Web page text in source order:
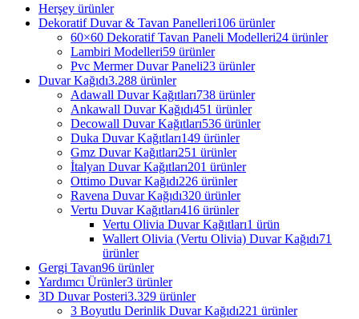
Herşey ürünler
Dekoratif Duvar & Tavan Panelleri106 ürünler
60×60 Dekoratif Tavan Paneli Modelleri24 ürünler
Lambiri Modelleri59 ürünler
Pvc Mermer Duvar Paneli23 ürünler
Duvar Kağıdı3.288 ürünler
Adawall Duvar Kağıtları738 ürünler
Ankawall Duvar Kağıdı451 ürünler
Decowall Duvar Kağıtları536 ürünler
Duka Duvar Kağıtları149 ürünler
Gmz Duvar Kağıtları251 ürünler
İtalyan Duvar Kağıtları201 ürünler
Ottimo Duvar Kağıdı226 ürünler
Ravena Duvar Kağıdı320 ürünler
Vertu Duvar Kağıtları416 ürünler
Vertu Olivia Duvar Kağıtları1 ürün
Wallert Olivia (Vertu Olivia) Duvar Kağıdı71
ürünler
Gergi Tavan96 ürünler
Yardımcı Ürünler3 ürünler
3D Duvar Posteri3.329 ürünler
3 Boyutlu Derinlik Duvar Kağıdı221 ürünler